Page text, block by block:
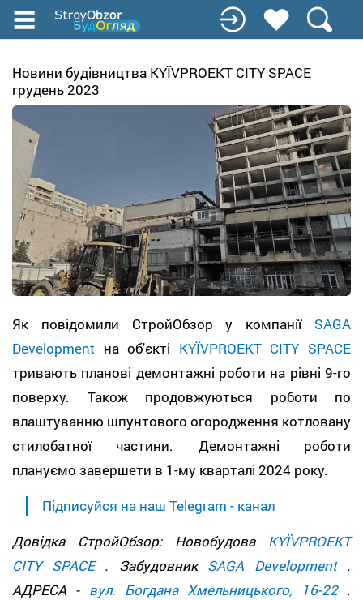
Перейти
до
вмісту
Новини будівництва KYЇVPROEKT CITY SPACE
грудень 2023
Як повідомили СтройОбзор у компанії SAGA
Development на об'єкті KYЇVPROEKT CITY SPACE
тривають планові демонтажні роботи на рівні 9-го
поверху. Також продовжуються роботи по
влаштуванню шпунтового огородження котловану
стилобатної частини. Демонтажні роботи
плануємо завершети в 1-му кварталі 2024 року.
Підписуйся на наш Telegram - канал
Довідка СтройОбзор: Новобудова KYЇVPROEKT
CITY SPACE. Забудовник SAGA Development.
АДРЕСА - вул. Богдана Хмельницького, 16-22.